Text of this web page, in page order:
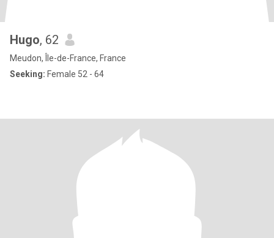
Hugo, 62
Meudon, Île-de-France, France
Seeking: Female 52 - 64